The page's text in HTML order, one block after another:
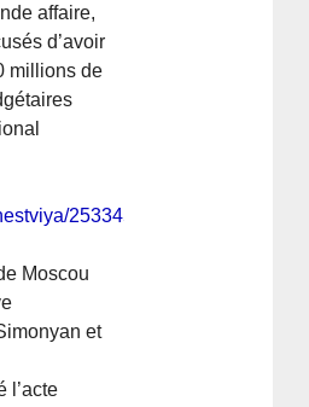
affaire,
d’avoir
millions de
25334583
Moscou
et
l’acte